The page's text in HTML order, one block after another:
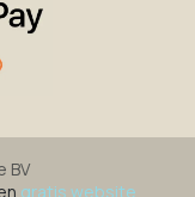
BV
gratis website